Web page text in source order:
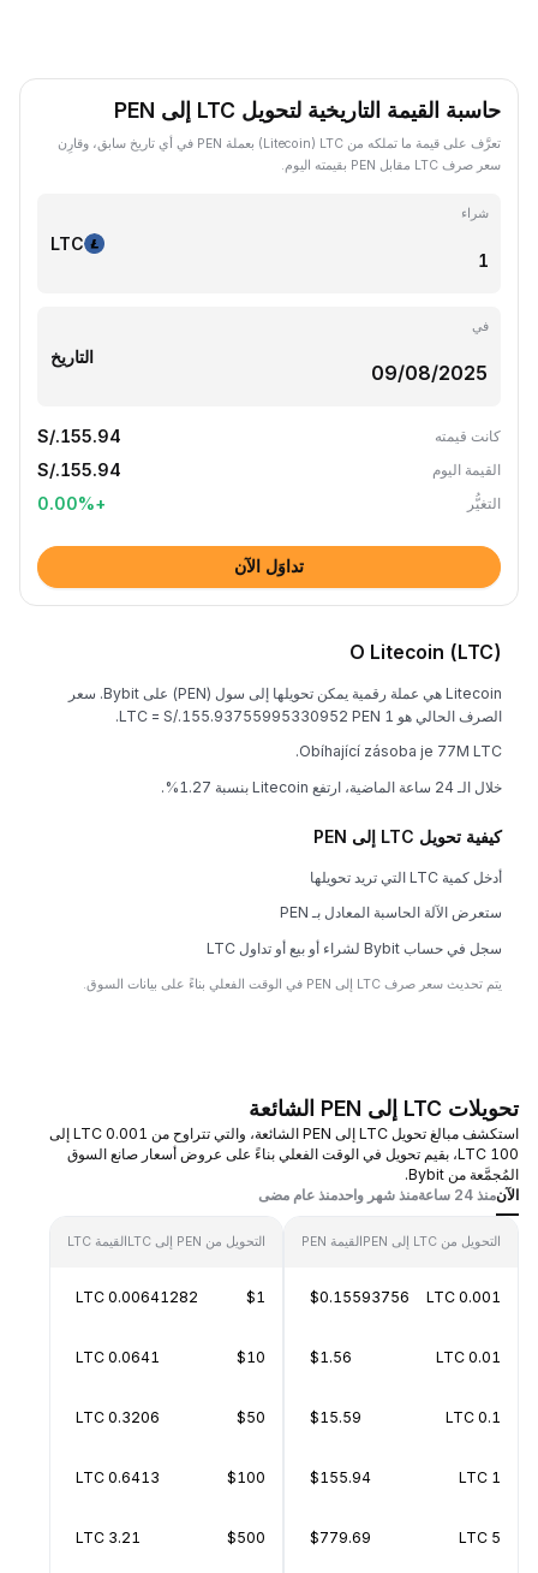
حاسبة القيمة التاريخية لتحويل LTC إلى PEN
تعرَّف على قيمة ما تملكه من LTC ‏(Litecoin) بعملة PEN في أي تاريخ سابق، وقارِن
سعر صرف LTC مقابل PEN بقيمته اليوم.
شراء
LTC
في
التاريخ
كانت قيمته S/.155.94
القيمة اليوم S/.155.94
التغيُّر +
0.00%
تداوَل الآن
O Litecoin (LTC)
Litecoin هي عملة رقمية يمكن تحويلها إلى سول (PEN) على Bybit. سعر
الصرف الحالي هو 1 LTC = S/.155.93755995330952 PEN.
Obíhající zásoba je 77M LTC.
خلال الـ 24 ساعة الماضية، ارتفع Litecoin بنسبة 1.27%.
كيفية تحويل LTC إلى PEN
أدخل كمية LTC التي تريد تحويلها
ستعرض الآلة الحاسبة المعادل بـ PEN
سجل في حساب Bybit لشراء أو بيع أو تداول LTC
يتم تحديث سعر صرف LTC إلى PEN في الوقت الفعلي بناءً على بيانات السوق.
تحويلات LTC إلى PEN الشائعة
استكشف مبالغ تحويل LTC إلى PEN الشائعة، والتي تتراوح من 0.001 LTC إلى
100 LTC، بقيم تحويل في الوقت الفعلي بناءً على عروض أسعار صانع السوق
المُجمَّعة من Bybit.
الآنمنذ 24 ساعة منذ شهر واحدمنذ عام مضى
التحويل من LTC إلى PEN القيمة PEN
0.001 LTC
$0.15593756
0.01 LTC
$1.56
0.1 LTC
$15.59
1 LTC
$155.94
5 LTC
$779.69
التحويل من PEN إلى LTC القيمة LTC
$1
0.00641282 LTC
$10
0.0641 LTC
$50
0.3206 LTC
$100
0.6413 LTC
$500
3.21 LTC